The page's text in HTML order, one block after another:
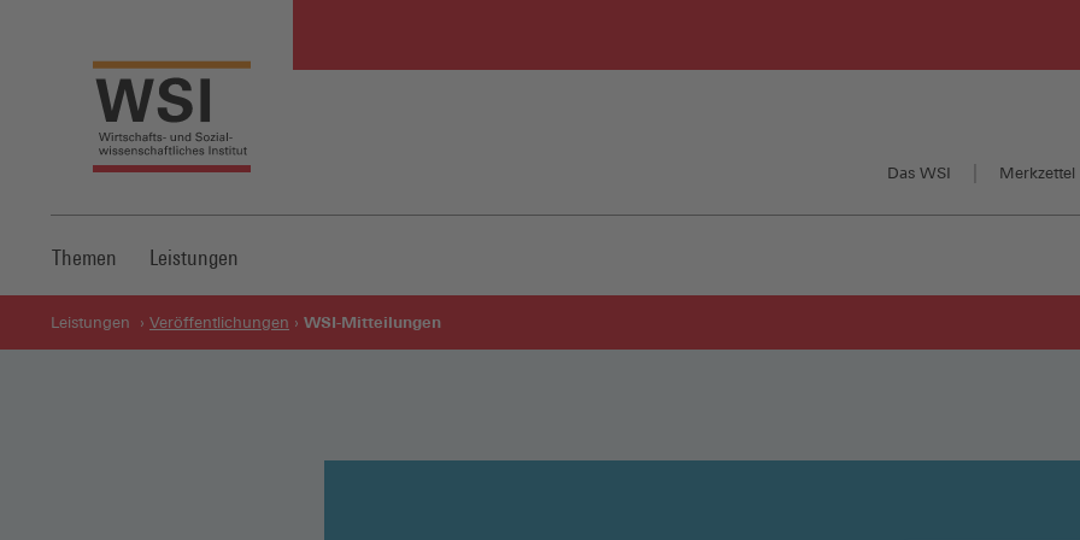
Das WSI Merkzettel
Themen Leistungen
Leistungen Veröffentlichungen WSI-Mitteilungen